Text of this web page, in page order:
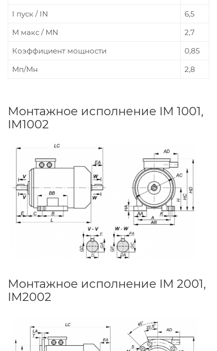
I пуск / IN
6,5
М макс / MN
2,7
Коэффициент мощности
0,85
Мп/Мн
2,8
Монтажное исполнение IM 1001,
IM1002
Монтажное исполнение IM 2001,
IM2002